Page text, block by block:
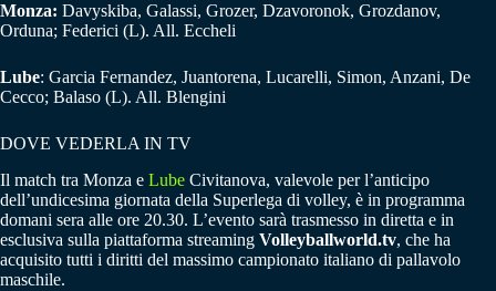
Monza: Davyskiba, Galassi, Grozer, Dzavoronok, Grozdanov,
Orduna; Federici (L). All. Eccheli
Lube: Garcia Fernandez, Juantorena, Lucarelli, Simon, Anzani, De
Cecco; Balaso (L). All. Blengini
DOVE VEDERLA IN TV
Il match tra Monza e Lube Civitanova, valevole per l’anticipo
dell’undicesima giornata della Superlega di volley, è in programma
domani sera alle ore 20.30. L’evento sarà trasmesso in diretta e in
esclusiva sulla piattaforma streaming Volleyballworld.tv, che ha
acquisito tutti i diritti del massimo campionato italiano di pallavolo
maschile.